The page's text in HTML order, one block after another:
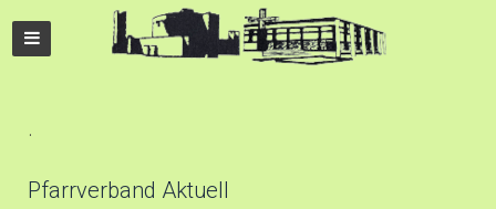
.
Pfarrverband Aktuell